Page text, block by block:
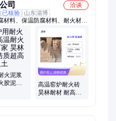
司
洽谈
已核验
山东淄博
材料、保温防腐材料、耐火材
料
火泥浆
胶泥厂
高温窑炉耐火砖
昊林耐材 耐高温